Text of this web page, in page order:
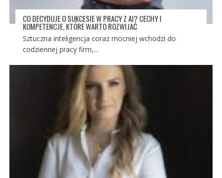
CO DECYDUJE O SUKCESIE W PRACY Z AI? CECHY I
KOMPETENCJE, KTÓRE WARTO ROZWIJAĆ
Sztuczna inteligencja coraz mocniej wchodzi do
codziennej pracy firm,...